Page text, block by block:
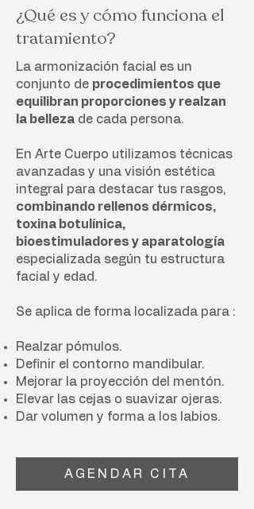
¿Qué es y cómo funciona el
tratamiento?
La armonización facial es un
conjunto de procedimientos que
equilibran proporciones y realzan
la belleza de cada persona.
En Arte Cuerpo utilizamos técnicas
avanzadas y una visión estética
integral para destacar tus rasgos,
combinando rellenos dérmicos,
toxina botulínica,
bioestimuladores y aparatología
especializada según tu estructura
facial y edad.
Se aplica de forma localizada para :
Realzar pómulos.
Definir el contorno mandibular.
Mejorar la proyección del mentón.
Elevar las cejas o suavizar ojeras.
Dar volumen y forma a los labios.
AGENDAR CITA